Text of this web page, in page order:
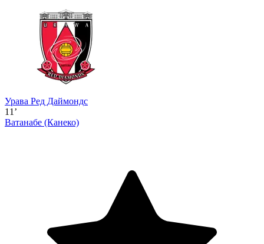
Урава Ред Даймондс
11’
Ватанабе (Канеко)